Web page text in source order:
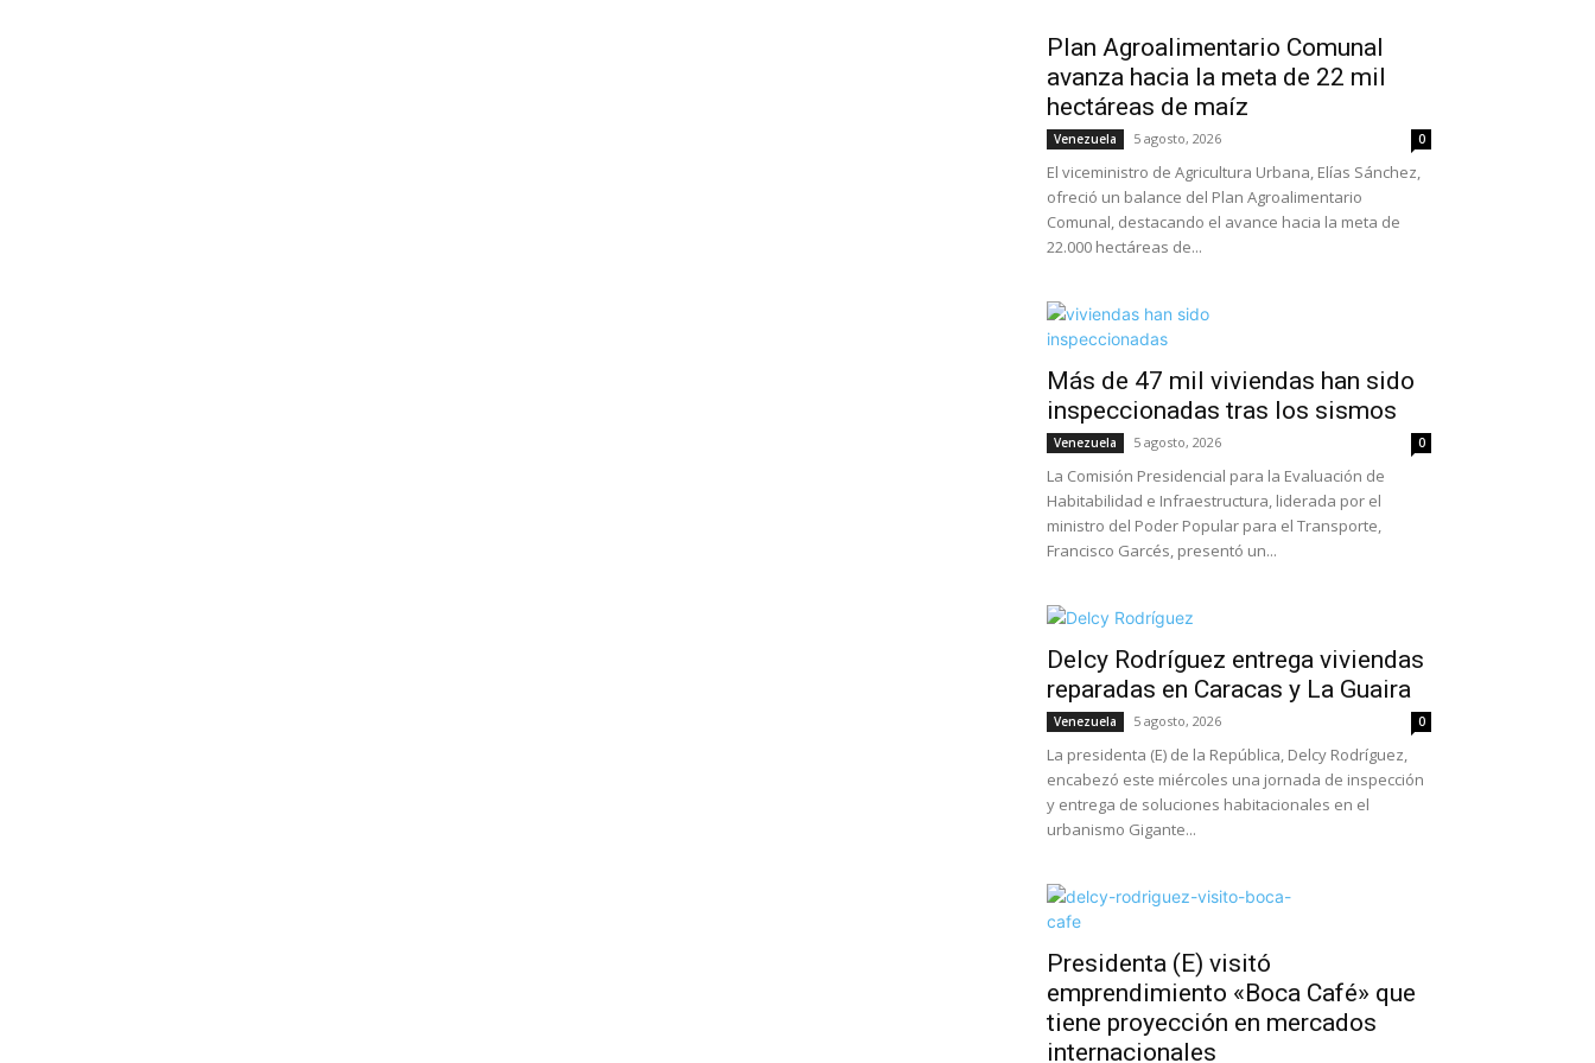
Plan Agroalimentario Comunal
avanza hacia la meta de 22 mil
hectáreas de maíz
Venezuela 5 agosto, 2026 0
El viceministro de Agricultura Urbana, Elías Sánchez,
ofreció un balance del Plan Agroalimentario
Comunal, destacando el avance hacia la meta de
22.000 hectáreas de...
Más de 47 mil viviendas han sido
inspeccionadas tras los sismos
Venezuela 5 agosto, 2026 0
La Comisión Presidencial para la Evaluación de
Habitabilidad e Infraestructura, liderada por el
ministro del Poder Popular para el Transporte,
Francisco Garcés, presentó un...
Delcy Rodríguez entrega viviendas
reparadas en Caracas y La Guaira
Venezuela 5 agosto, 2026 0
La presidenta (E) de la República, Delcy Rodríguez,
encabezó este miércoles una jornada de inspección
y entrega de soluciones habitacionales en el
urbanismo Gigante...
Presidenta (E) visitó
emprendimiento «Boca Café» que
tiene proyección en mercados
internacionales